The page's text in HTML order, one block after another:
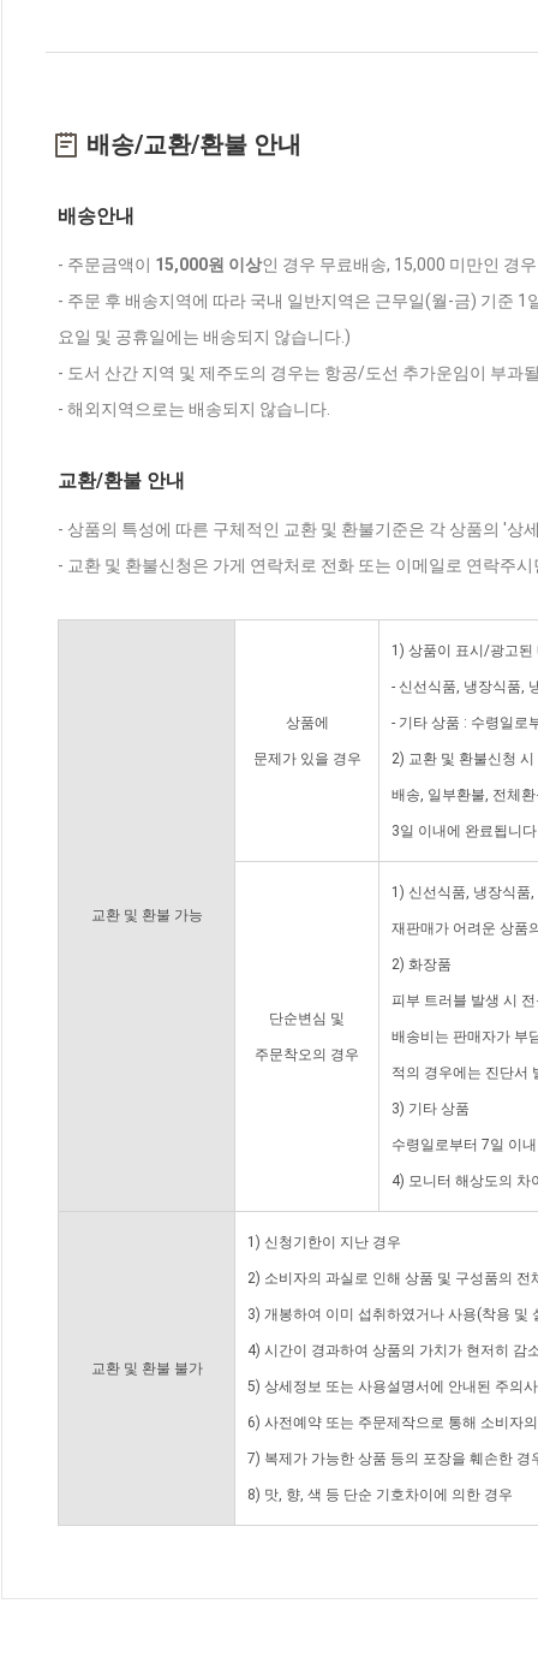
배송/교환/환불 안내
배송안내
- 주문금액이 15,000원 이상인 경우 무료배송, 15,000 미만인 경
- 주문 후 배송지역에 따라 국내 일반지역은 근무일(월-금) 기준
요일 및 공휴일에는 배송되지 않습니다.)
- 도서 산간 지역 및 제주도의 경우는 항공/도선 추가운임이 부과
- 해외지역으로는 배송되지 않습니다.
교환/환불 안내
- 상품의 특성에 따른 구체적인 교환 및 환불기준은 각 상품의 '상
- 교환 및 환불신청은 가게 연락처로 전화 또는 이메일로 연락주
교환 및 환불 가능
상품에
문제가 있을 경우
1) 상품이 표시/광고된
- 신선식품, 냉장식품,
- 기타 상품 : 수령일로
2) 교환 및 환불신청
배송, 일부환불, 전체
3일 이내에 완료됩니
단순변심 및
주문착오의 경우
1) 신선식품, 냉장식품
재판매가 어려운 상품
2) 화장품
피부 트러블 발생 시
배송비는 판매자가 부
적의 경우에는 진단서
3) 기타 상품
수령일로부터 7일 이
4) 모니터 해상도의 차
교환 및 환불 불가
1) 신청기한이 지난 경우
2) 소비자의 과실로 인해 상품 및 구성품의
3) 개봉하여 이미 섭취하였거나 사용(착용 및
4) 시간이 경과하여 상품의 가치가 현저히 감
5) 상세정보 또는 사용설명서에 안내된 주의
6) 사전예약 또는 주문제작으로 통해 소비자
7) 복제가 가능한 상품 등의 포장을 훼손한 경
8) 맛, 향, 색 등 단순 기호차이에 의한 경우